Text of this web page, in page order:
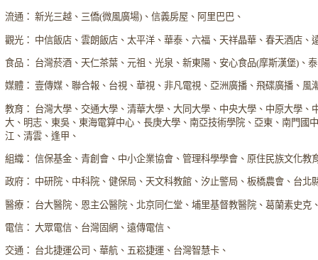
流通： 新光三越、三僑(微風廣場)、信義房屋、阿里巴巴、
觀光： 中信飯店、雲朗飯店、太平洋、華泰、六福、天祥晶華、春天酒店、
食品： 台灣菸酒、天仁茶葉、元祖、光泉、新東陽、安心食品(摩斯漢堡)、
媒體： 壹傳媒、聯合報、台視、華視、非凡電視、亞洲廣播、飛碟廣播、風
教育： 台灣大學、交通大學、清華大學、大同大學、中央大學、中原大學
大、明志、東吳、東海電算中心、長庚大學、南亞技術學院、亞東、南門
江、清雲、逢甲、
組織： 信保基金、青創會、中小企業協會、管理科學學會、原住民族文化教
政府： 中研院、中科院、健保局、天文科教館、汐止警局、板橋農會、台北
醫療： 台大醫院、恩主公醫院、北京同仁堂、埔里基督教醫院、葛蘭素史克
電信： 大眾電信、台灣固網、遠傳電信、
交通： 台北捷運公司、華航、五崧捷運、台灣智慧卡、